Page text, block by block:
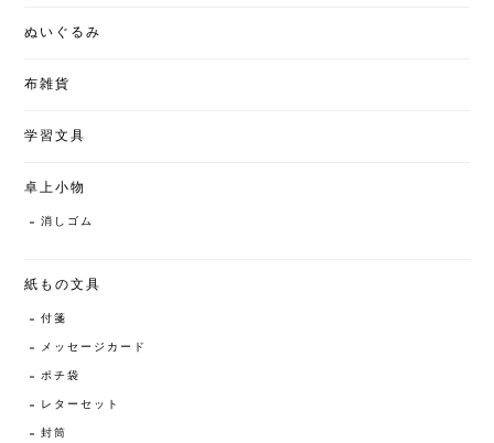
ぬいぐるみ
布雑貨
学習文具
卓上小物
消しゴム
紙もの文具
付箋
メッセージカード
ポチ袋
レターセット
封筒